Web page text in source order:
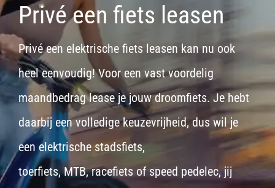
Privé een fiets leasen
Privé een elektrische fiets leasen kan nu ook
heel eenvoudig! Voor een vast voordelig
maandbedrag lease je jouw droomfiets. Je hebt
daarbij een volledige keuzevrijheid, dus wil je
eenelektrische stadsfiets,
toerfiets,MTB,racefietsof speed pedelec, jij